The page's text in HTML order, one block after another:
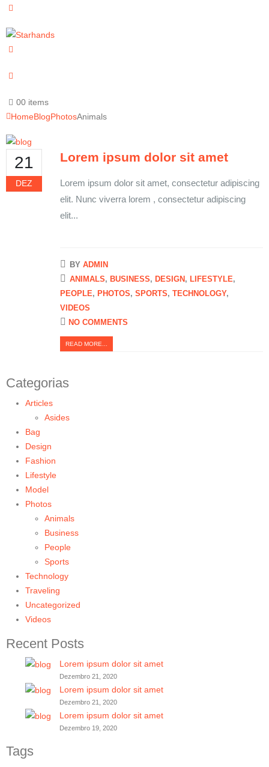
00 items
HomeBlogPhotosAnimals
21
DEZ
Lorem ipsum dolor sit amet
Lorem ipsum dolor sit amet, consectetur adipiscing
elit. Nunc viverra lorem , consectetur adipiscing
elit...
BY ADMIN
ANIMALS, BUSINESS, DESIGN, LIFESTYLE,
PEOPLE, PHOTOS, SPORTS, TECHNOLOGY,
VIDEOS
NO COMMENTS
READ MORE...
Categorias
Articles
Asides
Bag
Design
Fashion
Lifestyle
Model
Photos
Animals
Business
People
Sports
Technology
Traveling
Uncategorized
Videos
Recent Posts
Lorem ipsum dolor sit amet
Dezembro 21, 2020
Lorem ipsum dolor sit amet
Dezembro 21, 2020
Lorem ipsum dolor sit amet
Dezembro 19, 2020
Tags